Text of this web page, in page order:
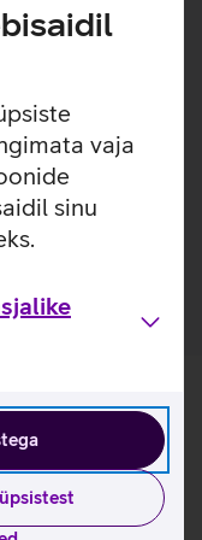
vaja
sinu
eluiga ja
kaitstes
kaitset
on kaetud ka
tekkimist
kaitseklaasi